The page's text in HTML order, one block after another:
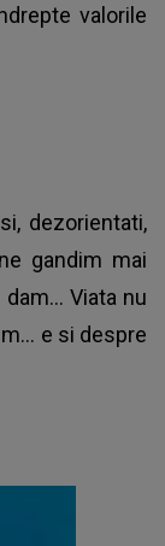
valorile
dezorientati,
gandim mai
Viata nu
e si despre